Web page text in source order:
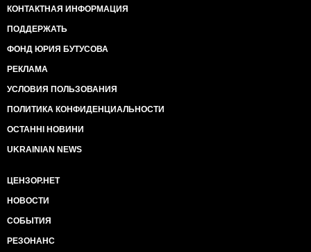
КОНТАКТНАЯ ИНФОРМАЦИЯ
ПОДДЕРЖАТЬ
ФОНД ЮРИЯ БУТУСОВА
РЕКЛАМА
УСЛОВИЯ ПОЛЬЗОВАНИЯ
ПОЛИТИКА КОНФИДЕНЦИАЛЬНОСТИ
ОСТАННІ НОВИНИ
UKRAINIAN NEWS
ЦЕНЗОР.НЕТ
НОВОСТИ
СОБЫТИЯ
РЕЗОНАНС